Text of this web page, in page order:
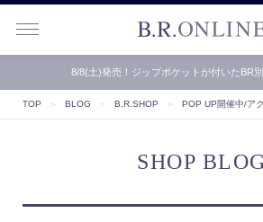
8/8(土)発売！ジップポケットが付いたBR
TOP ＞ BLOG ＞ B.R.SHOP ＞ POP UP開催中/ア
SHOP